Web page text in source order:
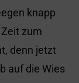
knapp
zum
denn jetzt
auf die Wies